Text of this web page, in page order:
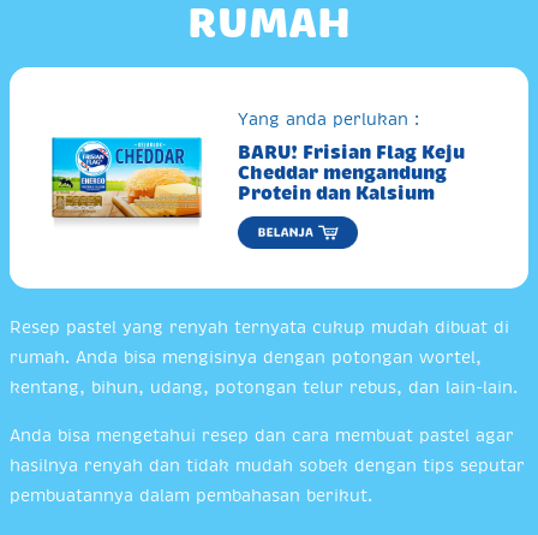
RUMAH
Yang anda perlukan :
BARU! Frisian Flag Keju
Cheddar mengandung
Protein dan Kalsium
Resep pastel yang renyah ternyata cukup mudah dibuat di
rumah. Anda bisa mengisinya dengan potongan wortel,
kentang, bihun, udang, potongan telur rebus, dan lain-lain.
Anda bisa mengetahui resep dan cara membuat pastel agar
hasilnya renyah dan tidak mudah sobek dengan tips seputar
pembuatannya dalam pembahasan berikut.